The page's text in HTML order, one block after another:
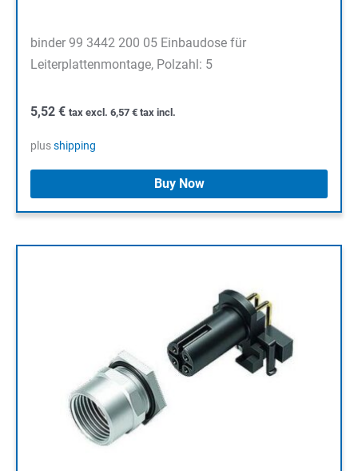
binder 99 3442 200 05 Einbaudose für
Leiterplattenmontage, Polzahl: 5
5,52 € tax excl. 6,57 € tax incl.
plusshipping
Buy Now